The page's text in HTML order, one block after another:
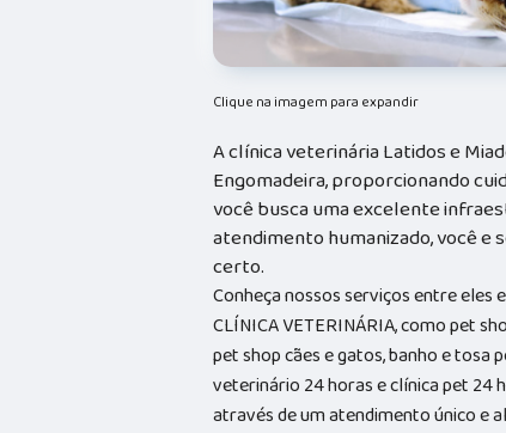
Clique na imagem para expandir
A clínica veterinária Latidos e
Engomadeira, proporcionando
você busca uma excelente
atendimento humanizado, você e
certo.
Conheça nossos serviços entre eles
CLÍNICA VETERINÁRIA, como pet
pet shop cães e gatos, banho e tosa
veterinário 24 horas e clínica pet 24
através de um atendimento único e